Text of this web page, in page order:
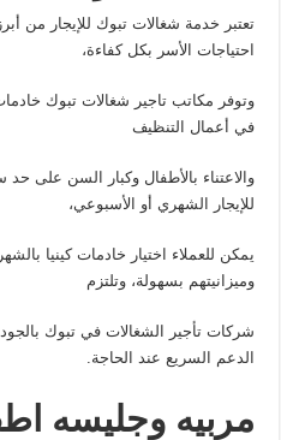
تعتبر خدمة شغالات تبوك للإيجار من
احتياجات الأسر بكل كفاءة،
وتوفر مكاتب تاجير شغالات تبوك
في أعمال التنظيف
والاعتناء بالأطفال وكبار السن على
للإيجار الشهري أو الأسبوعي،
يمكن للعملاء اختيار خادمات كينيا
وميزانيتهم بسهولة، وتلتزم
شركات تأجير الشغالات في تبوك
الدعم السريع عند الحاجة.
مربيه وجليسه